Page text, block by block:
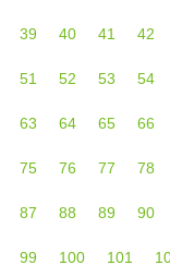
39 40 41 42
51 52 53 54
63 64 65 66
75 76 77 78
87 88 89 90
99 100 101